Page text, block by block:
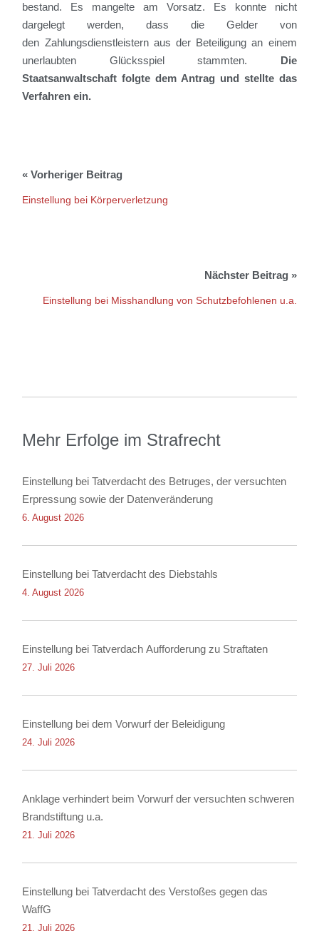
bestand. Es mangelte am Vorsatz. Es konnte nicht
dargelegt werden, dass die Gelder von
den Zahlungsdienstleisternaus der Beteiligung an einem
unerlaubten Glücksspiel stammten. Die
Staatsanwaltschaft folgte dem Antrag und stellte das
Verfahren ein.
Einstellung bei Körperverletzung
Einstellung bei Misshandlung von Schutzbefohlenen u.a.
Mehr Erfolge im Strafrecht
Einstellung bei Tatverdacht des Betruges, der versuchten
Erpressung sowie der Datenveränderung
6. August 2026
Einstellung bei Tatverdacht des Diebstahls
4. August 2026
Einstellung bei Tatverdach Aufforderung zu Straftaten
27. Juli 2026
Einstellung bei dem Vorwurf der Beleidigung
24. Juli 2026
Anklage verhindert beim Vorwurf der versuchten schweren
Brandstiftung u.a.
21. Juli 2026
Einstellung bei Tatverdacht des Verstoßes gegen das
WaffG
21. Juli 2026